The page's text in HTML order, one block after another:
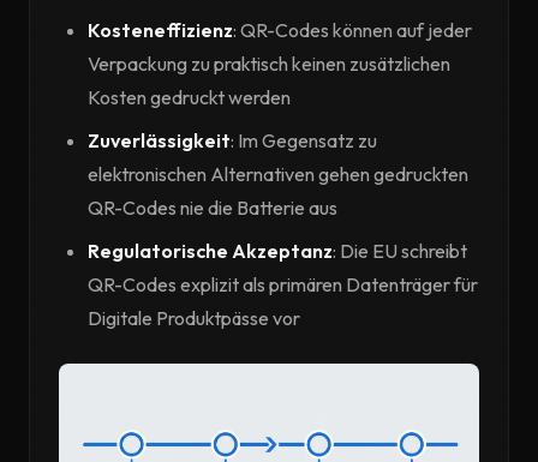
Kosteneffizienz: QR-Codes können auf jeder
Verpackung zu praktisch keinen zusätzlichen
Kosten gedruckt werden
Zuverlässigkeit: Im Gegensatz zu
elektronischen Alternativen gehen gedruckten
QR-Codes nie die Batterie aus
Regulatorische Akzeptanz: Die EU schreibt
QR-Codes explizit als primären Datenträger für
Digitale Produktpässe vor